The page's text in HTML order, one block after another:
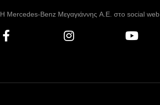
Η Mercedes-Benz Μεγαγιάννης A.E. στο social web
F
b
I
a
Y
u